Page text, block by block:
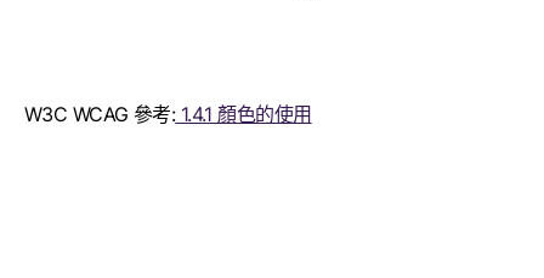
W3C WCAG 參考:1.4.1 顏色的使用